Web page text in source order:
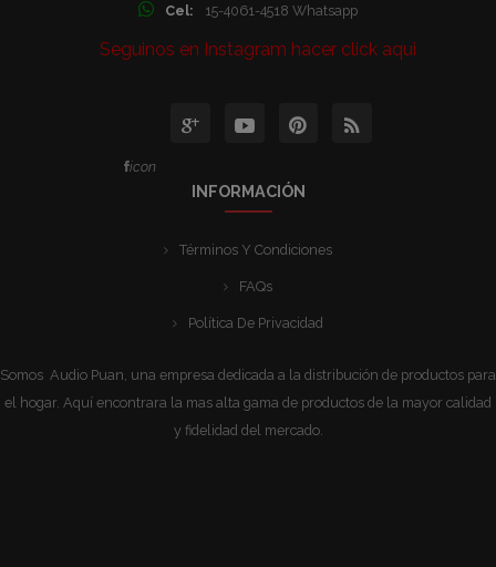
Cel: 15-4061-4518 Whatsapp
Seguinos en Instagram hacer click aqui
icon
INFORMACIÓN
Términos Y Condiciones
FAQs
Política De Privacidad
Somos Audio Puan, una empresa dedicada a la distribución de productos para
el hogar. Aquí encontrara la mas alta gama de productos de la mayor calidad
y fidelidad del mercado.